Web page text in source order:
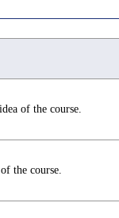
of the course.
the course.